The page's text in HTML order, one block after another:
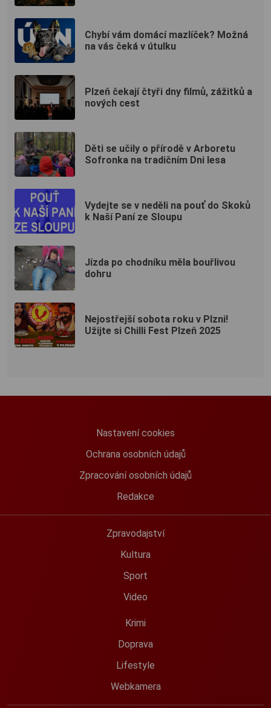
Chybí vám domácí mazlíček? Možná
na vás čeká v útulku
Plzeň čekají čtyři dny filmů, zážitků a
nových cest
Děti se učily o přírodě v Arboretu
Sofronka na tradičním Dni lesa
Vydejte se v neděli na pouť do Skoků
k Naší Paní ze Sloupu
Jízda po chodníku měla bouřlivou
dohru
Nejostřejší sobota roku v Plzni!
Užijte si Chilli Fest Plzeň 2025
Nastavení cookies
Ochrana osobních údajů
Zpracování osobních údajů
Redakce
Zpravodajství
Kultura
Sport
Video
Krimi
Doprava
Lifestyle
Webkamera